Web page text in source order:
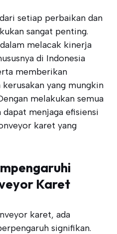
setiap perbaikan dan
sangat penting.
melacak kinerja
di Indonesia
memberikan
yang mungkin
melakukan semua
menjaga efisiensi
karet yang
Karet
karet, ada
signifikan.